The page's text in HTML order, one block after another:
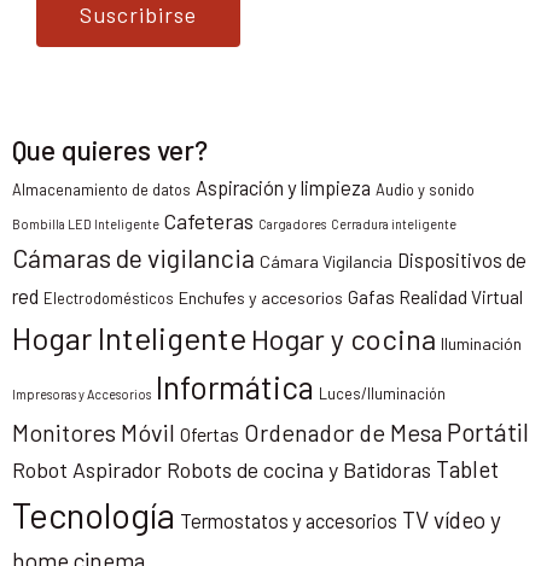
Suscribirse
Que quieres ver?
Almacenamiento de datos Aspiración y limpieza Audio y sonido
Bombilla LED Inteligente Cafeteras Cargadores Cerradura inteligente
Cámaras de vigilancia Cámara Vigilancia Dispositivos de
red Electrodomésticos Enchufes y accesorios Gafas Realidad Virtual
Hogar Inteligente Hogar y cocina Iluminación
Impresoras y Accesorios Informática Luces/Iluminación
Monitores Móvil Ofertas Ordenador de Mesa Portátil
Robot Aspirador Robots de cocina y Batidoras Tablet
Tecnología Termostatos y accesorios TV vídeo y